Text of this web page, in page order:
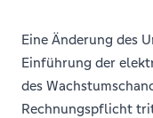
Eine Änderung des
Einführung der
des
Rechnungspflicht